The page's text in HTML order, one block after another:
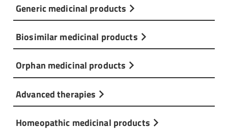
Generic medicinal products
Biosimilar medicinal products
Orphan medicinal products
Advanced therapies
Homeopathic medicinal products